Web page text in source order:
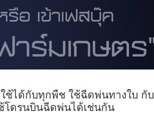
ช้ได้กับทุกพืช ใช้ฉีดพ่นทางใบ กับ
ดรนบินฉีดพ่นได้เช่นกัน